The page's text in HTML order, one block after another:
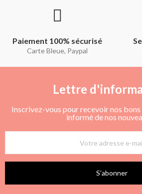
Paiement 100% sécurisé
Carte Bleue, Paypal
Lettre
Inscrivez-vous pour recevoir nos
informé de nos
S’abonner